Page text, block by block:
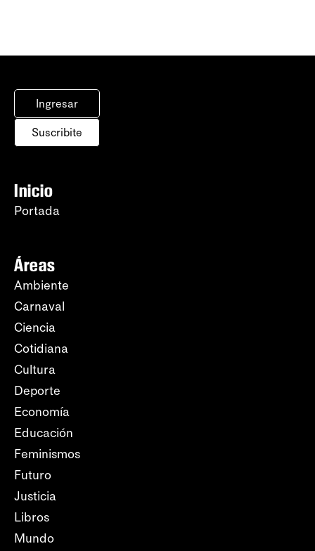
Ingresar
Suscribite
Inicio
Portada
Áreas
Ambiente
Carnaval
Ciencia
Cotidiana
Cultura
Deporte
Economía
Educación
Feminismos
Futuro
Justicia
Libros
Mundo